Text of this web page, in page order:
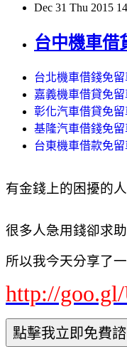
Dec 31 Thu 2015
台中機車借
台北機車借錢免留
嘉義機車借貸免留
彰化汽車借貸免留
基隆汽車借錢免留
台東機車借款免留
有金錢上的困擾的
很多人急用錢卻求
所以我今天分享了
http://